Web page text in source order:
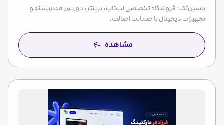
یاسین‌تک؛ فروشگاه تخصصی لپ‌تاپ، پرینتر، دوربین مداربسته و
تجهیزات دیجیتال با ضمانت اصالت.
مشاهده